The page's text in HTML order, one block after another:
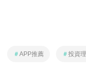
＃APP推薦 ＃投資